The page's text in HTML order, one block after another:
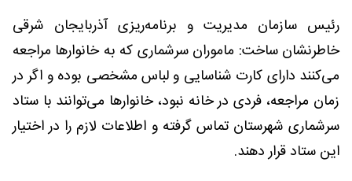
رئیس سازمان مدیریت و برنامه‌ریزی آذربایجان شرقی
خاطرنشان ساخت: ماموران سرشماری که به خانوارها مراجعه
می‌کنند دارای کارت شناسایی و لباس مشخصی بوده و اگر در
زمان مراجعه، فردی در خانه نبود، خانوارها می‌توانند با ستاد
سرشماری شهرستان تماس گرفته و اطلاعات لازم را در اختیار
این ستاد قرار دهند.